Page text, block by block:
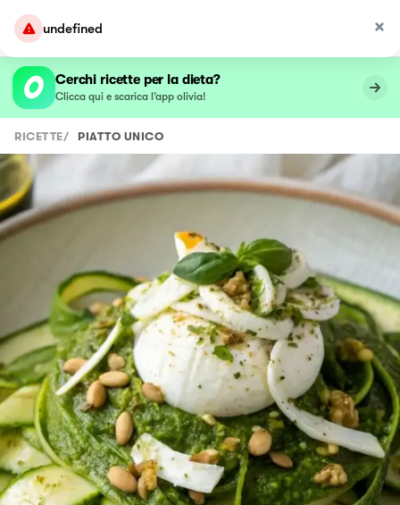
undefined
Cerchi ricette per la dieta?
Clicca qui e scarica l’app olivia!
RICETTE/ PIATTO UNICO